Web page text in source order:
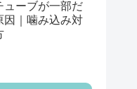
ューブが一部だ
因｜噛み込み対